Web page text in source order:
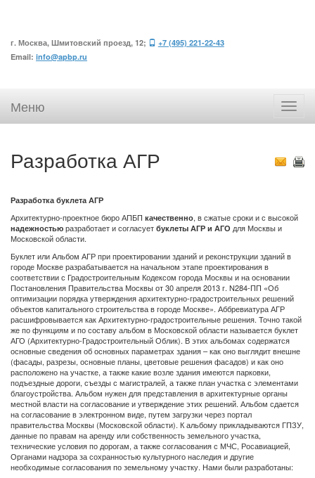
г. Москва, Шмитовский проезд, 12;
+7 (495) 221-22-43
Email: info@apbp.ru
Меню
Разработка АГР
Разработка буклета АГР
Архитектурно-проектное бюро АПБП качественно, в сжатые сроки и с высокой
надежностью разработает и согласует буклеты АГР и АГО для Москвы и
Московской области.
Буклет или Альбом АГР при проектировании зданий и реконструкции зданий в
городе Москве разрабатывается на начальном этапе проектирования в
соответствии с Градостроительным Кодексом города Москвы и на основании
Постановления Правительства Москвы от 30 апреля 2013 г. N284-ПП «Об
оптимизации порядка утверждения архитектурно-градостроительных решений
объектов капитального строительства в городе Москве». Аббревиатура АГР
расшифровывается как Архитектурно-градостроительные решения. Точно такой
же по функциям и по составу альбом в Московской области называется буклет
АГО (Архитектурно-Градостроительный Облик). В этих альбомах содержатся
основные сведения об основных параметрах здания – как оно выглядит внешне
(фасады, разрезы, основные планы, цветовые решения фасадов) и как оно
расположено на участке, а также какие возле здания имеются парковки,
подъездные дороги, съезды с магистралей, а также план участка с элементами
благоустройства. Альбом нужен для представления в архитектурные органы
местной власти на согласование и утверждение этих решений. Альбом сдается
на согласование в электронном виде, путем загрузки через портал
правительства Москвы (Московской области). К альбому прикладываются ГПЗУ,
данные по правам на аренду или собственность земельного участка,
технические условия по дорогам, а также согласования с МЧС, Росавиацией,
Органами надзора за сохранностью культурного наследия и другие
необходимые согласования по земельному участку. Нами были разработаны: